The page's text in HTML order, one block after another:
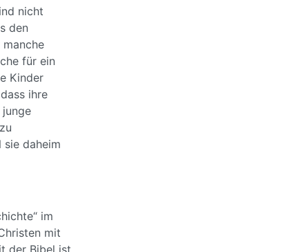
nicht
den
für ein
Kinder
ihre
daheim
im
mit
der Bibel ist